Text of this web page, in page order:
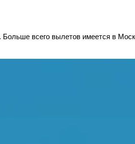
всего вылетов имеется в